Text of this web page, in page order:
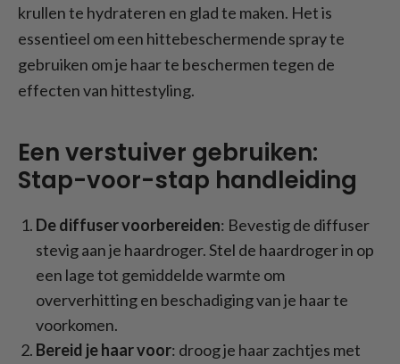
krullen te hydrateren en glad te maken. Het is
essentieel om een hittebeschermende spray te
gebruiken om je haar te beschermen tegen de
effecten van hittestyling.
Een verstuiver gebruiken:
Stap-voor-stap handleiding
De diffuser voorbereiden: Bevestig de diffuser
stevig aan je haardroger. Stel de haardroger in op
een lage tot gemiddelde warmte om
oververhitting en beschadiging van je haar te
voorkomen.
Bereid je haar voor: droog je haar zachtjes met